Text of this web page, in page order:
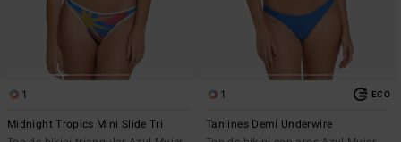
1
Midnight Tropics Mini Slide Tri
1 ECO
Tanlines Demi Underwire